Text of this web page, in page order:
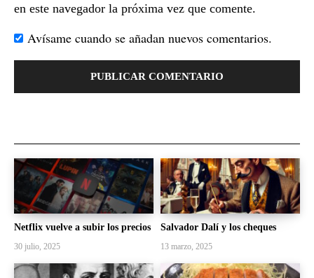
en este navegador la próxima vez que comente.
Avísame cuando se añadan nuevos comentarios.
Netflix vuelve a subir los precios
30 julio, 2025
Salvador Dalí y los cheques
13 marzo, 2025